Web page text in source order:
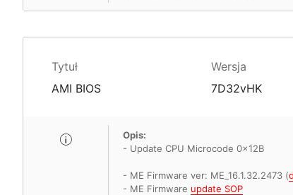
Tytuł Wersja
AMI BIOS 7D32vHK
Opis:
- Update CPU Microcode 0x12B
- ME Firmware ver: ME_16.1.32.2473 (
- ME Firmware update SOP